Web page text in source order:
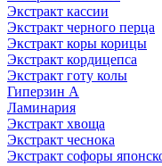
Экстракт кассии
Экстракт черного перца
Экстракт коры корицы
Экстракт кордицепса
Экстракт готу колы
Гиперзин А
Ламинария
Экстракт хвоща
Экстракт чеснока
Экстракт софоры